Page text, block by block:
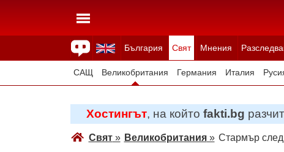
България Свят Мнения
Здраве Времето Анкети Вицове Куизове
САЩ Великобритания Германия Италия
Всички държави Унгария
Хостингът, на който fakti.bg
Свят» Великобритания» Стармър след